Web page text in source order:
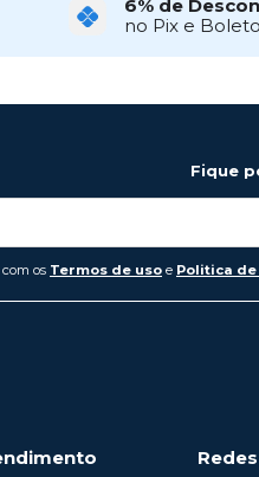
6% de
no Pix e Boleto
Fique
os Termos de uso e Politica